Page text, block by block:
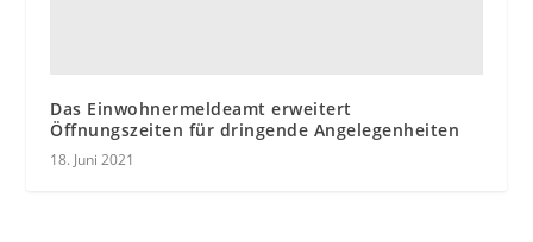
Das Einwohnermeldeamt erweitert
Öffnungszeiten für dringende Angelegenheiten
18. Juni 2021